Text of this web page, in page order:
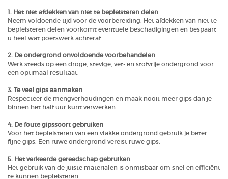
1. Het niet afdekken van niet te bepleisteren delen
Neem voldoende tijd voor de voorbereiding. Het afdekken van niet te
bepleisteren delen voorkomt eventuele beschadigingen en bespaart
u heel wat poetswerk achteraf.
2. De ondergrond onvoldoende voorbehandelen
Werk steeds op een droge, stevige, vet- en stofvrije ondergrond voor
een optimaal resultaat.
3. Te veel gips aanmaken
Respecteer de mengverhoudingen en maak nooit meer gips dan je
binnen het half uur kunt verwerken.
4. De foute gipssoort gebruiken
Voor het bepleisteren van een vlakke ondergrond gebruik je beter
fijne gips. Een ruwe ondergrond vereist ruwe gips.
5. Het verkeerde gereedschap gebruiken
Het gebruik van de juiste materialen is onmisbaar om snel en efficiënt
te kunnen bepleisteren.